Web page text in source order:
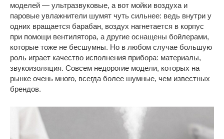
моделей — ультразвуковые, а вот мойки воздуха и
паровые увлажнители шумят чуть сильнее: ведь внутри у
одних вращается барабан, воздух нагнетается в корпус
при помощи вентилятора, а другие оснащены бойлерами,
которые тоже не бесшумны. Но в любом случае большую
роль играет качество исполнения прибора: материалы,
звукоизоляция. Совсем недорогие модели, которых на
рынке очень много, всегда более шумные, чем известных
брендов.